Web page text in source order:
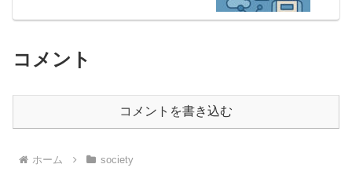
コメント
コメントを書き込む
ホーム society